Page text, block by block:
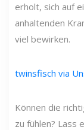
erholt, sich auf
anhaltenden
viel bewirken.
twinsfisch via
Können die
zu fühlen? Lass